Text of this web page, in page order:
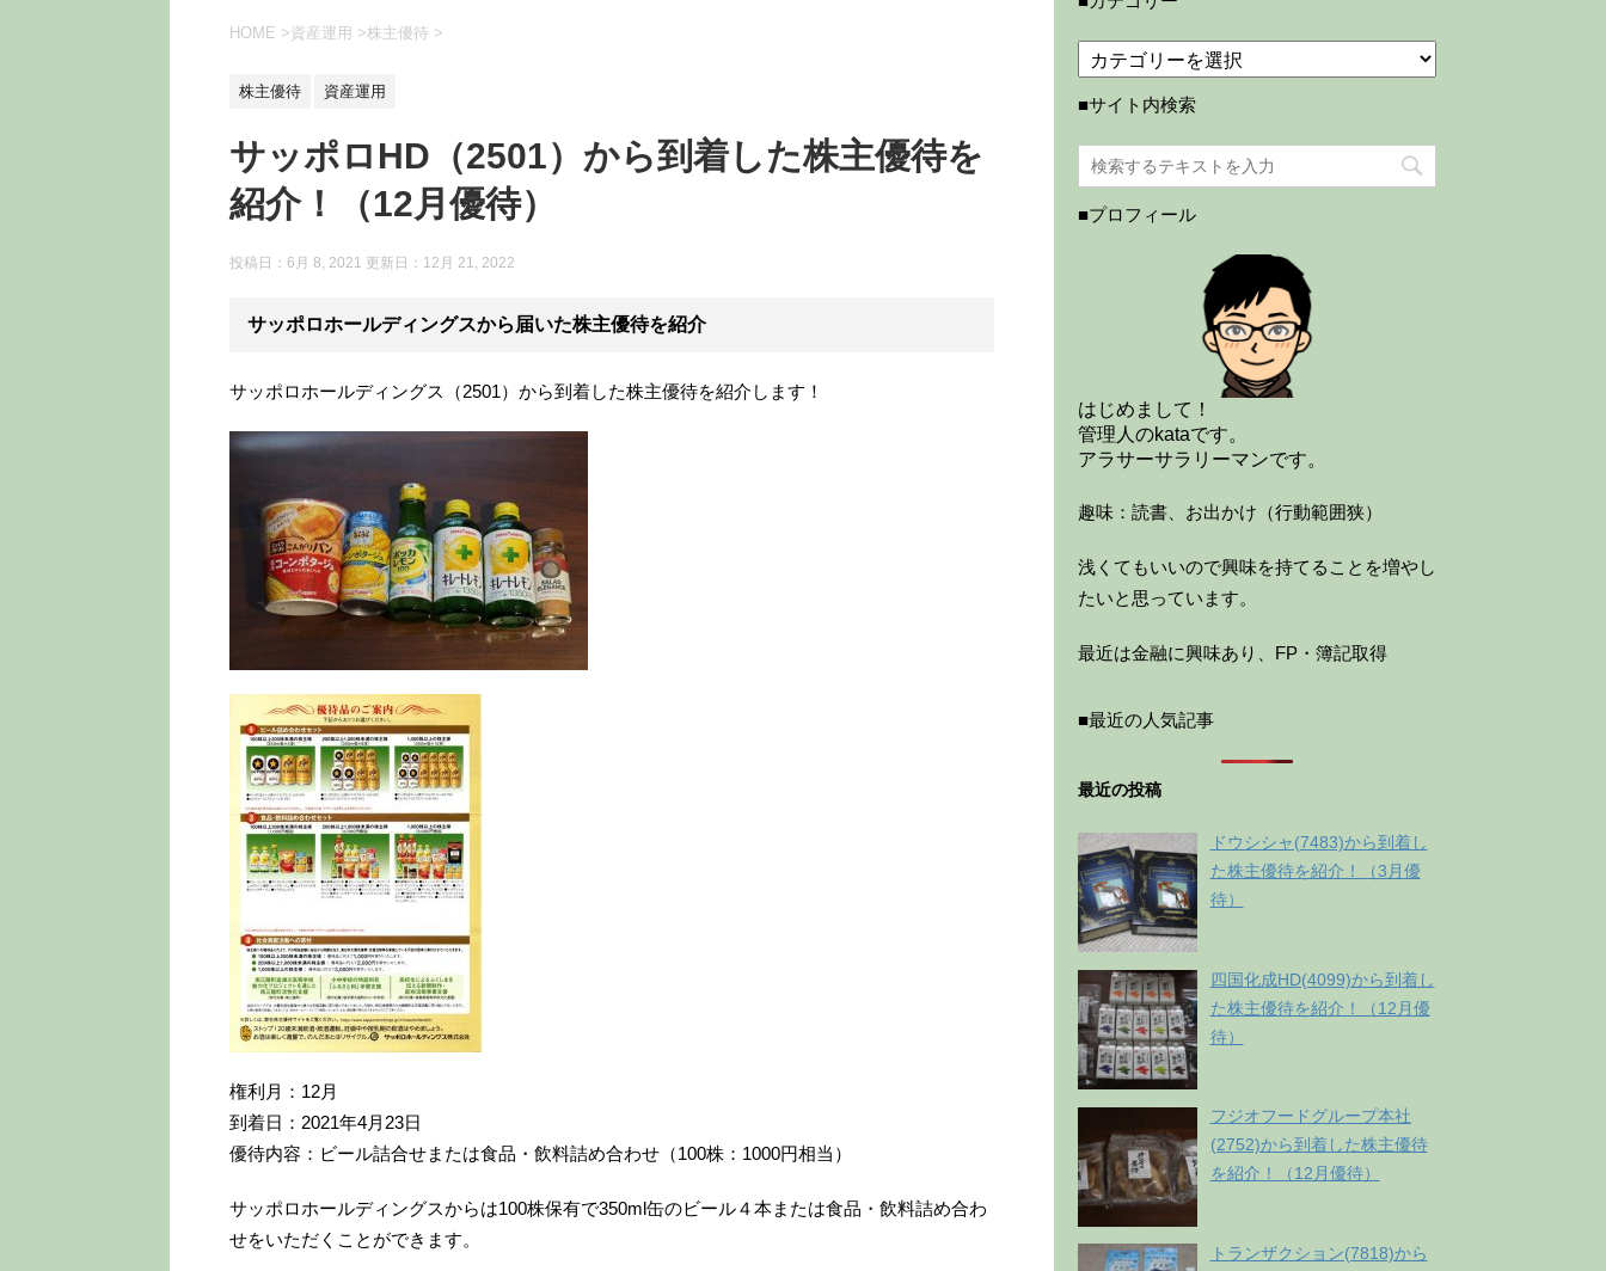
HOME >資産運用 >株主優待 >
株主優待 資産運用
サッポロHD（2501）から到着した株主優待を
紹介！（12月優待）
投稿日：6月 8, 2021 更新日： 12月 21, 2022
サッポロホールディングスから届いた株主優待を紹介
サッポロホールディングス（2501）から到着した株主優待を紹介します！
権利月：12月
到着日：2021年4月23日
優待内容：ビール詰合せまたは食品・飲料詰め合わせ（100株：1000円相当）
サッポロホールディングスからは100株保有で350ml缶のビール４本または食品・飲料詰め合わ
せをいただくことができます。
■サイト内検索
■プロフィール
はじめまして！
管理人のkataです。
アラサーサラリーマンです。
趣味：読書、お出かけ（行動範囲狭）
浅くてもいいので興味を持てることを増やし
たいと思っています。
最近は金融に興味あり、FP・簿記取得
■最近の人気記事
最近の投稿
ドウシシャ(7483)から到着し
た株主優待を紹介！（3月優
待）
四国化成HD(4099)から到着し
た株主優待を紹介！（12月優
待）
フジオフードグループ本社
(2752)から到着した株主優待
を紹介！（12月優待）
トランザクション(7818)から